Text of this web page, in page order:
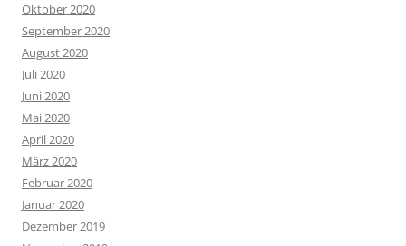
Oktober 2020
September 2020
August 2020
Juli 2020
Juni 2020
Mai 2020
April 2020
März 2020
Februar 2020
Januar 2020
Dezember 2019